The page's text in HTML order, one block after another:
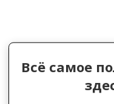
Всё самое